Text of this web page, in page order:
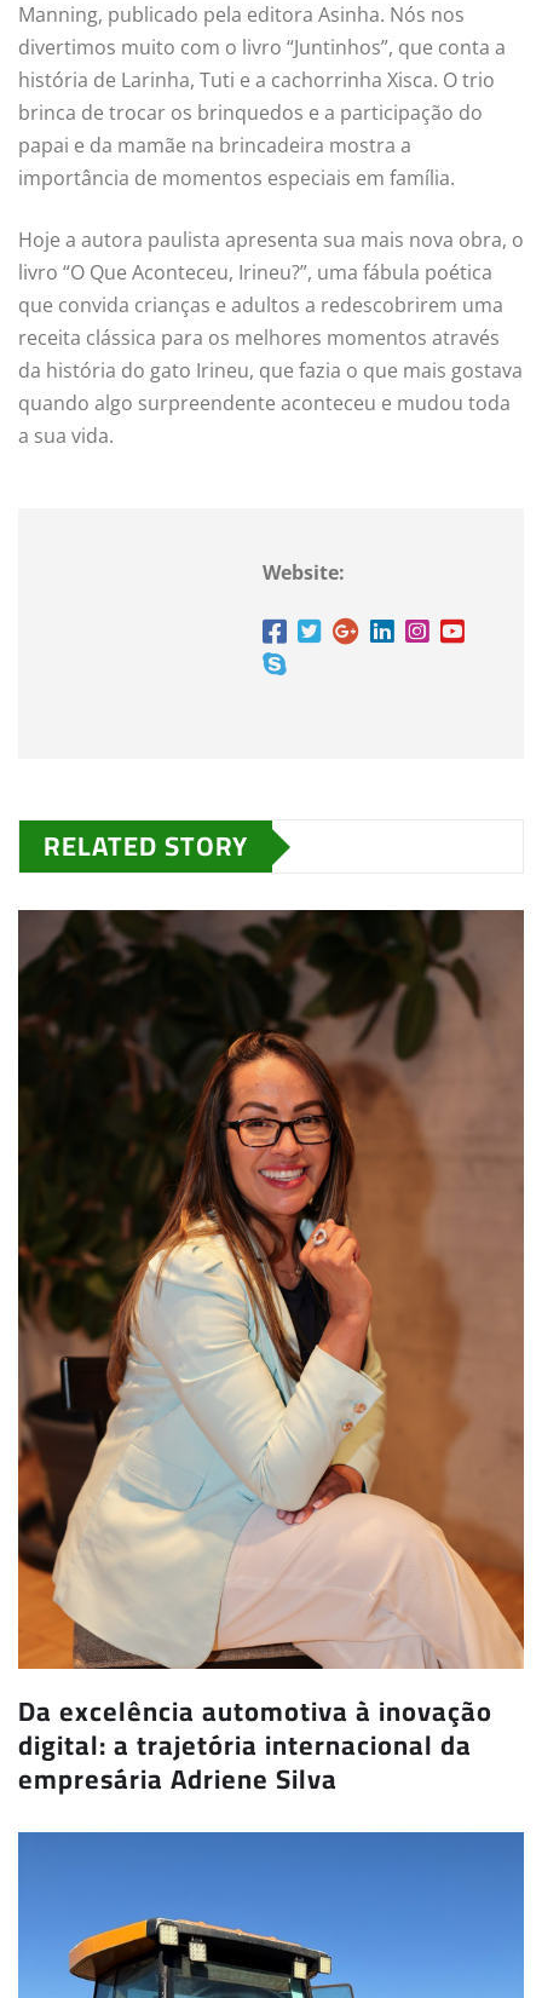
Manning, publicado pela editora Asinha. Nós nos
divertimos muito com o livro “Juntinhos”, que conta a
história de Larinha, Tuti e a cachorrinha Xisca. O trio
brinca de trocar os brinquedos e a participação do
papai e da mamãe na brincadeira mostra a
importância de momentos especiais em família.
Hoje a autora paulista apresenta sua mais nova obra, o
livro “O Que Aconteceu, Irineu?”, uma fábula poética
que convida crianças e adultos a redescobrirem uma
receita clássica para os melhores momentos através
da história do gato Irineu, que fazia o que mais gostava
quando algo surpreendente aconteceu e mudou toda
a sua vida.
Website:
RELATED STORY
Da excelência automotiva à inovação
digital: a trajetória internacional da
empresária Adriene Silva